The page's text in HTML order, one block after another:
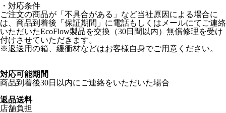
・対応条件
ご注文の商品が「不具合がある」など当社原因による場合に
は、商品到着後「保証期間」に電話もしくはメールにてご連絡
いただいたEcoFlow製品を交換（30日間以内）無償修理を受け
付けさせていただきます。
※返送用の箱、緩衝材などはお客様自身でご用意ください。
対応可能期間
商品到着後30日以内にご連絡をいただいた場合
返品送料
店舗負担